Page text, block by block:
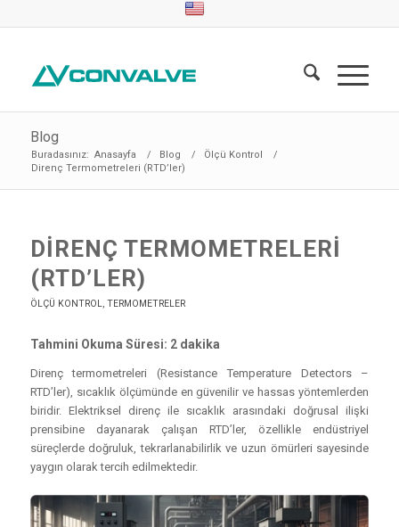
Blog
Buradasınız: Anasayfa / Blog / Ölçü Kontrol
/
Direnç Termometreleri (RTD’ler)
DIRENÇ TERMOMETRELERI
(RTD’LER)
ÖLÇÜ KONTROL, TERMOMETRELER
Tahmini Okuma Süresi: 2 dakika
Direnç termometreleri (Resistance Temperature Detectors –
RTD’ler), sıcaklık ölçümünde en güvenilir ve hassas yöntemlerden
biridir. Elektriksel direnç ile sıcaklık arasındaki doğrusal ilişki
prensibine dayanarak çalışan RTD’ler, özellikle endüstriyel
süreçlerde doğruluk, tekrarlanabilirlik ve uzun ömürleri sayesinde
yaygın olarak tercih edilmektedir.